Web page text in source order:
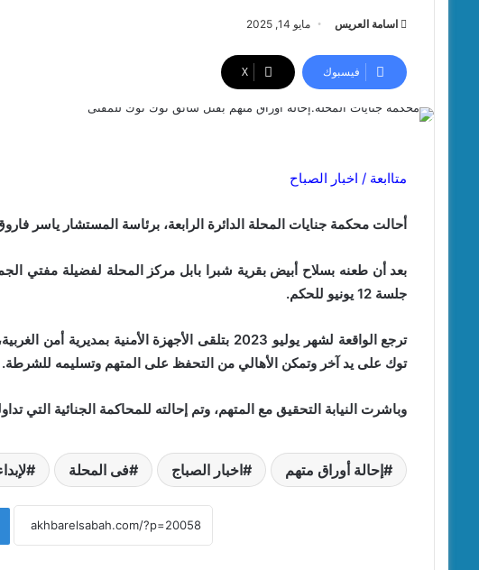
اسامة العريس مايو 14, 2025
فيسبوك ‫X
متاابعة / اخبار الصباح
أحالت محكمة جنايات المحلة الدائرة الرابعة، برئاسة المستشار ياسر
بعد أن طعنه بسلاح أبيض بقرية شبرا بابل مركز المحلة لفضيلة مفتي
جلسة 12 يونيو للحكم.
ترجع الواقعة لشهر يوليو 2023 بتلقى الأجهزة
توك على يد آخر وتمكن الأهالي من التحفظ على المتهم وتسليمه للشرطة.
وباشرت النيابة التحقيق مع المتهم، وتم إحالته للمحاكمة الجنائية التي
إحالة أوراق متهم اخبار الصباج فى المحلة